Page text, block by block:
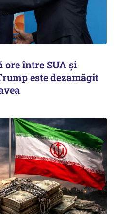
ore între SUA și
este dezamăgit